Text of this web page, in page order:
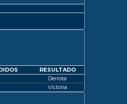
RESULTADO
Derrota
Victoria